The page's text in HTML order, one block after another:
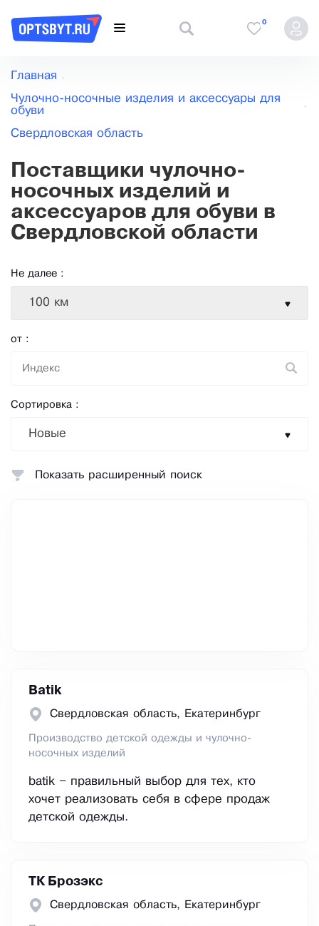
0
Главная
Чулочно-носочные изделия и аксессуары для
обуви
Свердловская область
Поставщики чулочно-
носочных изделий и
аксессуаров для обуви в
Свердловской области
Не далее :
100 км
от :
Сортировка :
Новые
Batik
Свердловская область, Екатеринбург
Производство детской одежды и чулочно-
носочных изделий
batik – правильный выбор для тех, кто
хочет реализовать себя в сфере продаж
детской одежды.
ТК Брозэкс
Свердловская область, Екатеринбург
Показать расширенный поиск